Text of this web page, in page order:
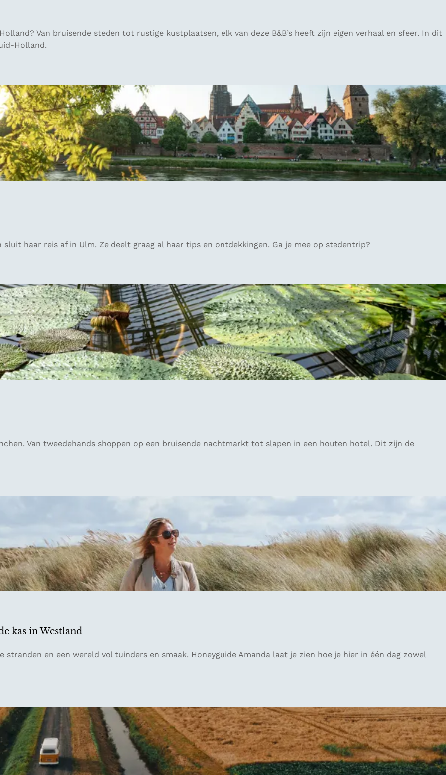
Van bruisende steden tot rustige kustplaatsen, elk van deze B&B’s heeft zijn eigen verhaal en sfeer. In dit
Holland.
haar reis af in Ulm. Ze deelt graag al haar tips en ontdekkingen. Ga je mee op stedentrip?
Van tweedehands shoppen op een bruisende nachtmarkt tot slapen in een houten hotel. Dit zijn de
kas in Westland
stranden en een wereld vol tuinders en smaak. Honeyguide Amanda laat je zien hoe je hier in één dag zowel